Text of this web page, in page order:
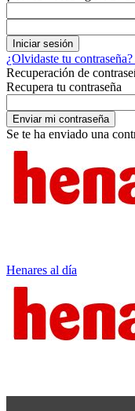
¿Olvidaste tu
Recuperación de
Recupera tu contraseña
Se te ha enviado una
Henares al día